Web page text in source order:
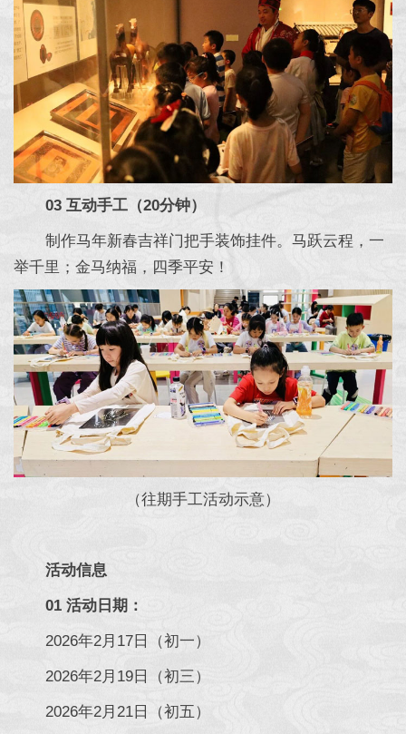
03 互动手工（20分钟）
制作马年新春吉祥门把手装饰挂件。马跃云程，一
举千里；金马纳福，四季平安！
（往期手工活动示意）
活动信息
01 活动日期：
2026年2月17日（初一）
2026年2月19日（初三）
2026年2月21日（初五）